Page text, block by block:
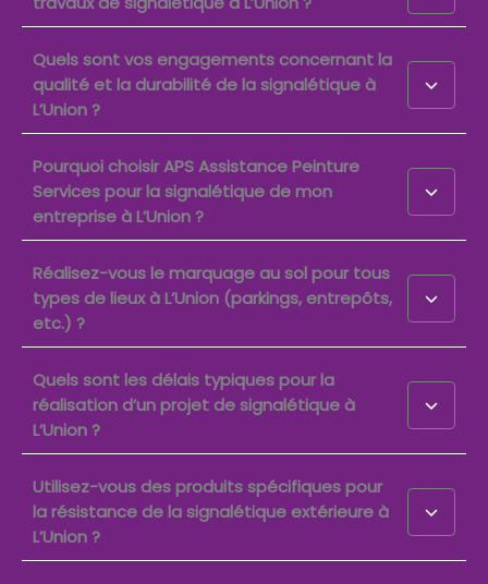
Quels sont vos engagements concernant la
qualité et la durabilité de la signalétique à
L’Union ?
Pourquoi choisir APS Assistance Peinture
Services pour la signalétique de mon
entreprise à L’Union ?
Réalisez-vous le marquage au sol pour tous
types de lieux à L’Union (parkings, entrepôts,
etc.) ?
Quels sont les délais typiques pour la
réalisation d’un projet de signalétique à
L’Union ?
Utilisez-vous des produits spécifiques pour
la résistance de la signalétique extérieure à
L’Union ?